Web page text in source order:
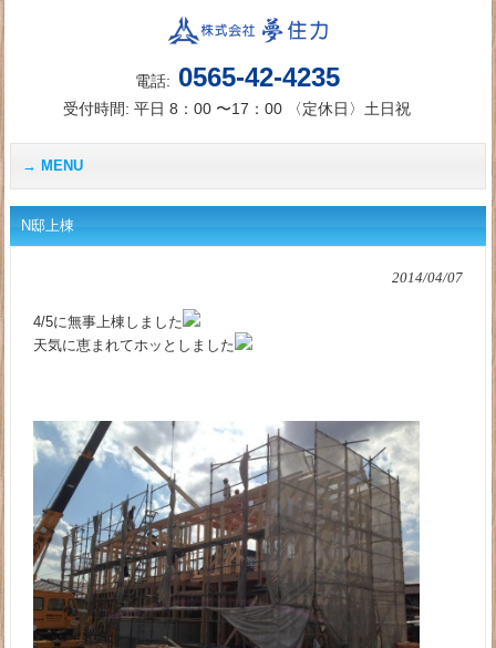
電話: 0565-42-4235
受付時間: 平日 8：00 〜17：00 〈定休日〉土日祝
MENU
N邸上棟
2014/04/07
4/5に無事上棟しました
天気に恵まれてホッとしました